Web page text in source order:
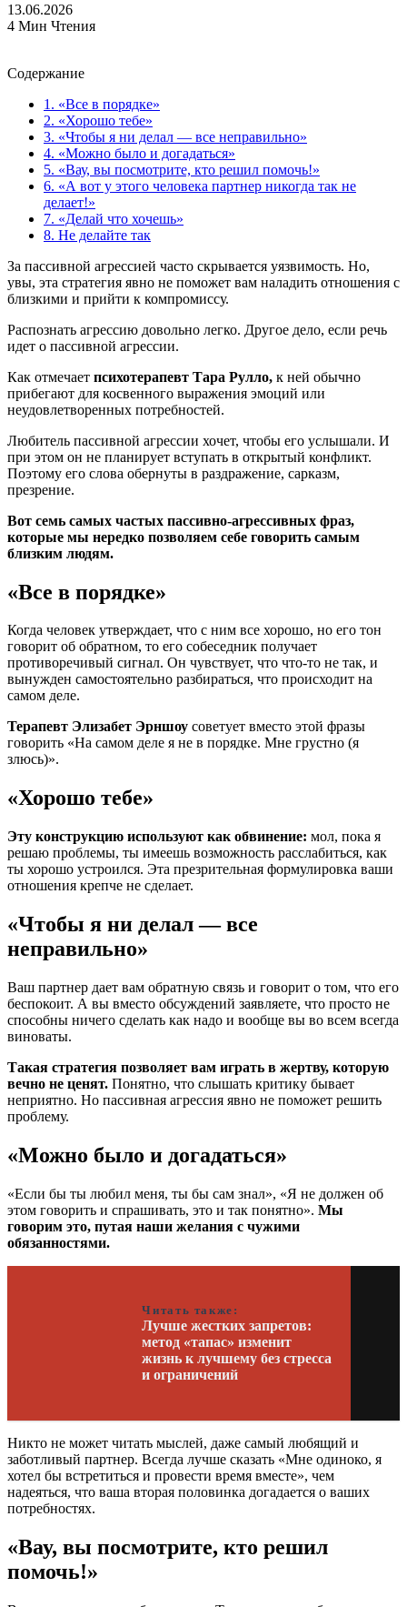
13.06.2026
4 Мин Чтения
Содержание
1. «Все в порядке»
2. «Хорошо тебе»
3. «Чтобы я ни делал — все неправильно»
4. «Можно было и догадаться»
5. «Вау, вы посмотрите, кто решил помочь!»
6. «А вот у этого человека партнер никогда так не
делает!»
7. «Делай что хочешь»
8. Не делайте так
За пассивной агрессией часто скрывается уязвимость. Но,
увы, эта стратегия явно не поможет вам наладить отношения с
близкими и прийти к компромиссу.
Распознать агрессию довольно легко. Другое дело, если речь
идет о пассивной агрессии.
Как отмечает психотерапевт Тара Рулло, к ней обычно
прибегают для косвенного выражения эмоций или
неудовлетворенных потребностей.
Любитель пассивной агрессии хочет, чтобы его услышали. И
при этом он не планирует вступать в открытый конфликт.
Поэтому его слова обернуты в раздражение, сарказм,
презрение.
Вот семь самых частых пассивно-агрессивных фраз,
которые мы нередко позволяем себе говорить самым
близким людям.
«Все в порядке»
Когда человек утверждает, что с ним все хорошо, но его тон
говорит об обратном, то его собеседник получает
противоречивый сигнал. Он чувствует, что что-то не так, и
вынужден самостоятельно разбираться, что происходит на
самом деле.
Терапевт Элизабет Эрншоу советует вместо этой фразы
говорить «На самом деле я не в порядке. Мне грустно (я
злюсь)».
«Хорошо тебе»
Эту конструкцию используют как обвинение: мол, пока я
решаю проблемы, ты имеешь возможность расслабиться, как
ты хорошо устроился. Эта презрительная формулировка ваши
отношения крепче не сделает.
«Чтобы я ни делал — все
неправильно»
Ваш партнер дает вам обратную связь и говорит о том, что его
беспокоит. А вы вместо обсуждений заявляете, что просто не
способны ничего сделать как надо и вообще вы во всем всегда
виноваты.
Такая стратегия позволяет вам играть в жертву, которую
вечно не ценят. Понятно, что слышать критику бывает
неприятно. Но пассивная агрессия явно не поможет решить
проблему.
«Можно было и догадаться»
«Если бы ты любил меня, ты бы сам знал», «Я не должен об
этом говорить и спрашивать, это и так понятно». Мы
говорим это, путая наши желания с чужими
обязанностями.
Читать также:
Лучше жестких запретов:
метод «тапас» изменит
жизнь к лучшему без стресса
и ограничений
Никто не может читать мыслей, даже самый любящий и
заботливый партнер. Всегда лучше сказать «Мне одиноко, я
хотел бы встретиться и провести время вместе», чем
надеяться, что ваша вторая половинка догадается о ваших
потребностях.
«Вау, вы посмотрите, кто решил
помочь!»